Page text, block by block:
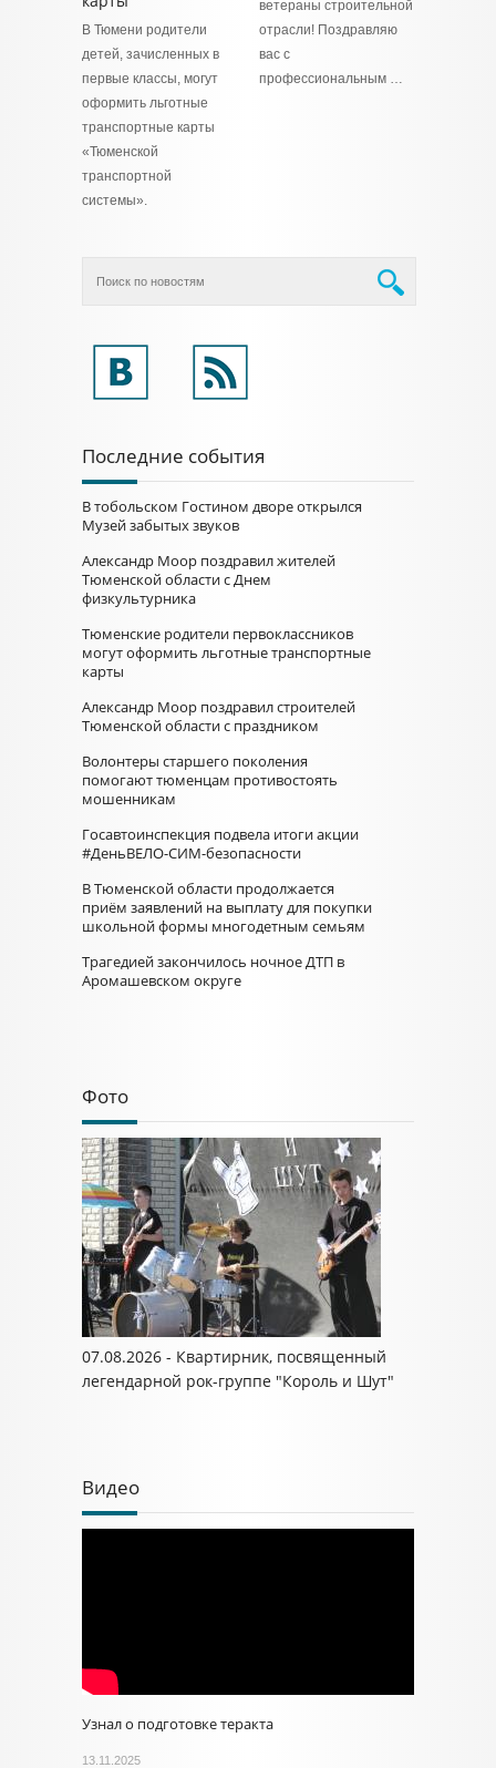
В Тюмени родители
детей, зачисленных в
первые классы, могут
оформить льготные
транспортные карты
«Тюменской
транспортной
системы».
ветераны строительной
отрасли! Поздравляю
вас с
профессиональным …
Последние события
В тобольском Гостином дворе открылся
Музей забытых звуков
Александр Моор поздравил жителей
Тюменской области с Днем
физкультурника
Тюменские родители первоклассников
могут оформить льготные транспортные
карты
Александр Моор поздравил строителей
Тюменской области с праздником
Волонтеры старшего поколения
помогают тюменцам противостоять
мошенникам
Госавтоинспекция подвела итоги акции
#ДеньВЕЛО-СИМ-безопасности
В Тюменской области продолжается
приём заявлений на выплату для покупки
школьной формы многодетным семьям
Трагедией закончилось ночное ДТП в
Аромашевском округе
Фото
07.08.2026 - Квартирник, посвященный
легендарной рок-группе "Король и Шут"
Видео
Узнал о подготовке теракта
13.11.2025